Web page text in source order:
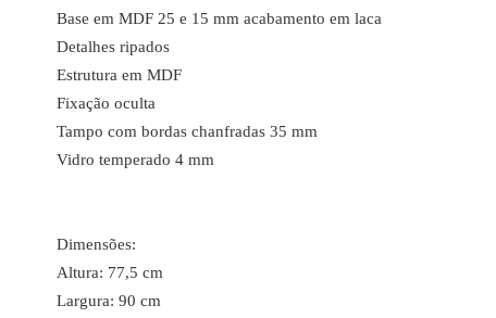
Base em MDF 25 e 15 mm acabamento em laca
Detalhes ripados
Estrutura em MDF
Fixação oculta
Tampo com bordas chanfradas 35 mm
Vidro temperado 4 mm
Dimensões:
Altura: 77,5 cm
Largura: 90 cm